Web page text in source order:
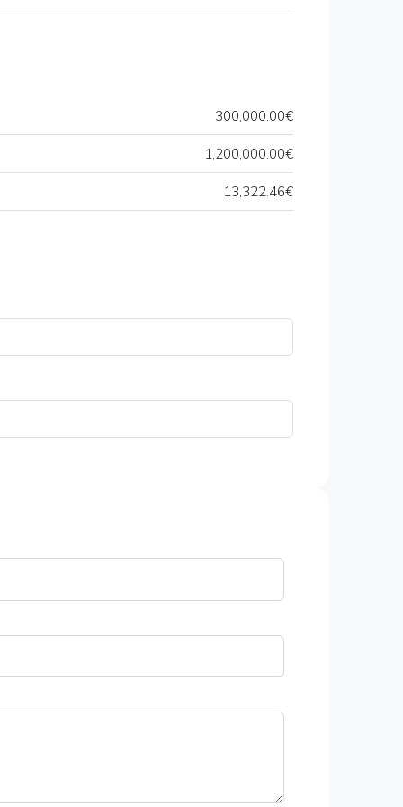
300,000.00€
1,200,000.00€
13,322.46€